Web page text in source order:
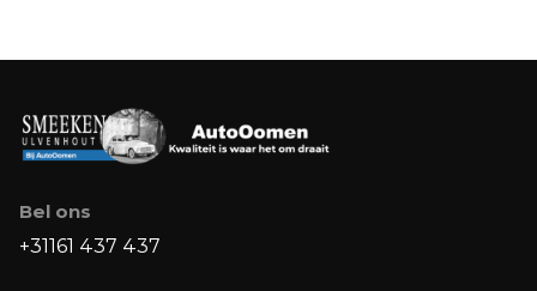
Bel ons
+31161 437 437